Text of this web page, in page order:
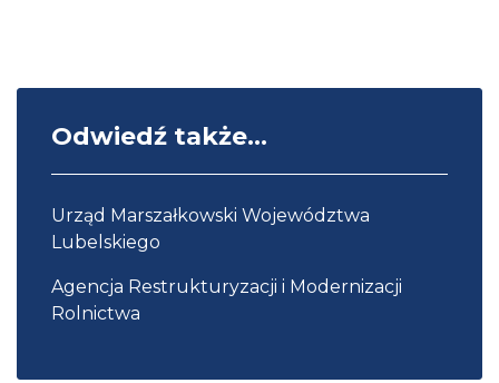
Odwiedź także...
Urząd Marszałkowski Województwa
Lubelskiego
Agencja Restrukturyzacji i Modernizacji
Rolnictwa